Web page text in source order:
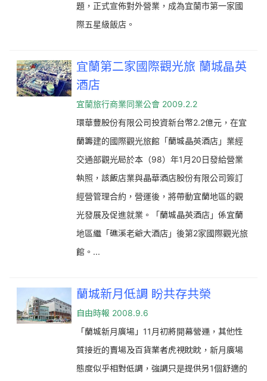
題，正式宣佈對外營業，成為宜蘭市第一家國
際五星級飯店。
宜蘭第二家國際觀光旅 蘭城晶英
酒店
宜蘭旅行商業同業公會 2009.2.2
環華豐股份有限公司投資新台幣2.2億元，在宜
蘭籌建的國際觀光旅館「蘭城晶英酒店」業經
交通部觀光局於本（98）年1月20日發給營業
執照，該飯店業與晶華酒店股份有限公司簽訂
經營管理合約，營運後，將帶動宜蘭地區的觀
光發展及促進就業。「蘭城晶英酒店」係宜蘭
地區繼「礁溪老爺大酒店」後第2家國際觀光旅
館。...
蘭城新月低調 盼共存共榮
自由時報 2008.9.6
「蘭城新月廣場」11月初將開幕營運，其他性
質接近的賣場及百貨業者虎視眈眈，新月廣場
態度似乎相對低調，強調只是提供另1個舒適的